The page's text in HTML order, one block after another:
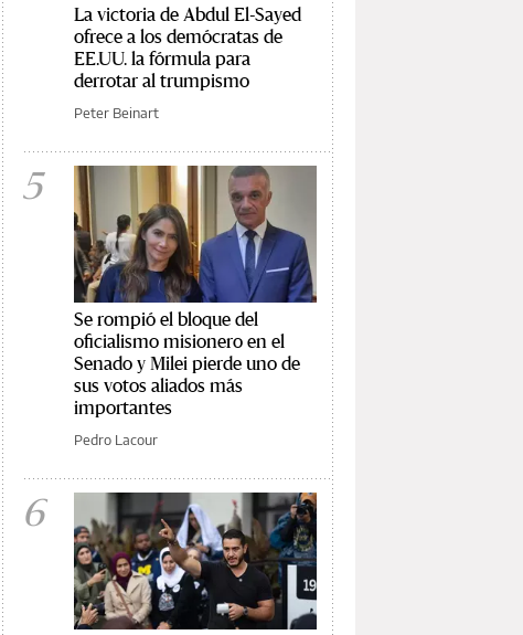
La victoria de Abdul El-Sayed
ofrece a los demócratas de
EE.UU. la fórmula para
derrotar al trumpismo
Peter Beinart
5
Se rompió el bloque del
oficialismo misionero en el
Senado y Milei pierde uno de
sus votos aliados más
importantes
Pedro Lacour
6